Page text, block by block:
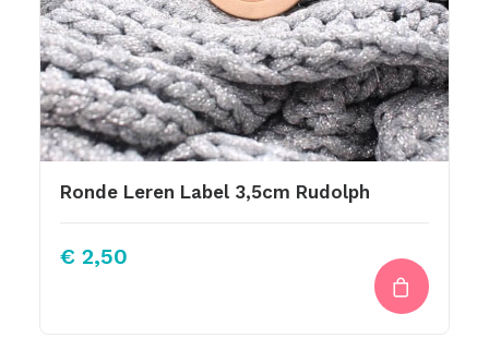
Ronde Leren Label 3,5cm Rudolph
€ 2,50